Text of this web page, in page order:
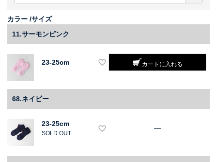
カラー サイズ
11.サーモンピンク
23-25cm カートに入れる
68.ネイビー
23-25cm
SOLD OUT
—